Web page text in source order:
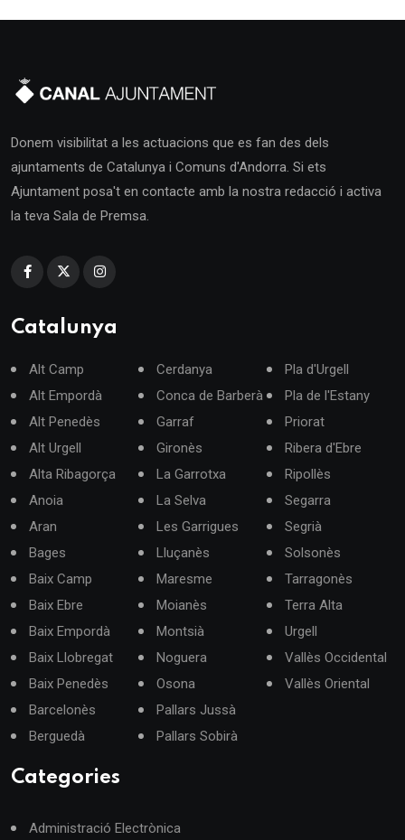
Donem visibilitat a les actuacions que es fan des dels
ajuntaments de Catalunya i Comuns d'Andorra. Si ets
Ajuntament posa't en contacte amb la nostra redacció i activa
la teva Sala de Premsa.
Catalunya
Alt Camp
Alt Empordà
Alt Penedès
Alt Urgell
Alta Ribagorça
Anoia
Aran
Bages
Baix Camp
Baix Ebre
Baix Empordà
Baix Llobregat
Baix Penedès
Barcelonès
Berguedà
Cerdanya
Conca de Barberà
Garraf
Gironès
La Garrotxa
La Selva
Les Garrigues
Lluçanès
Maresme
Moianès
Montsià
Noguera
Osona
Pallars Jussà
Pallars Sobirà
Pla d'Urgell
Pla de l'Estany
Priorat
Ribera d'Ebre
Ripollès
Segarra
Segrià
Solsonès
Tarragonès
Terra Alta
Urgell
Vallès Occidental
Vallès Oriental
Categories
Administració Electrònica